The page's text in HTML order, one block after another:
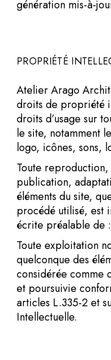
génération mis-à-
PROPRIÉTÉ
Atelier Arago
droits de propriété
droits d’usage sur
le site, notamment
logo, icônes, sons,
Toute
publication,
éléments du site,
procédé utilisé, est
écrite préalable de
Toute exploitation
quelconque des
considérée comme
et poursuivie
articles L.335-2 et
Intellectuelle.